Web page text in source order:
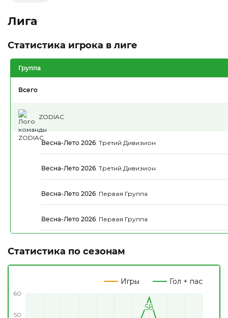
Лига
Статистика игрока в лиге
Группа
Всего
ZODIAC
Весна-Лето 2026. Третий Дивизион
Весна-Лето 2026. Третий Дивизион
Весна-Лето 2026. Первая Группа
Весна-Лето 2026. Первая Группа
Статистика по сезонам
Игры Гол + пас
50
60
58
58